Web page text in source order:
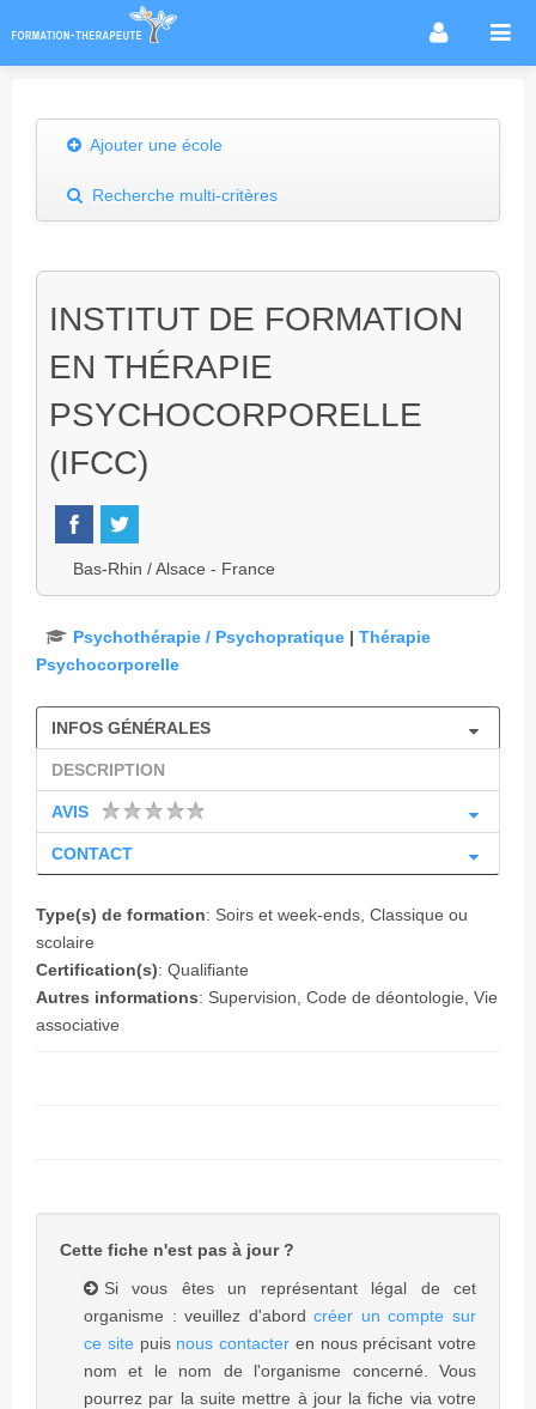
Infos métier
Annuaire des praticiens
Agenda & Actualités
Ajouter une école
Recherche multi-critères
INSTITUT DE FORMATION
EN THÉRAPIE
PSYCHOCORPORELLE
(IFCC)
Bas-Rhin / Alsace - France
Psychothérapie / Psychopratique | Thérapie
Psychocorporelle
INFOS GÉNÉRALES
DESCRIPTION
AVIS
CONTACT
Type(s) de formation: Soirs et week-ends, Classique ou
scolaire
Certification(s): Qualifiante
Autres informations: Supervision, Code de déontologie, Vie
associative
Cette fiche n'est pas à jour ?
Si vous êtes un représentant légal de cet
organisme : veuillez d'abordcréer un compte sur
ce sitepuis nous contacter en nous précisant votre
nom et le nom de l'organisme concerné. Vous
pourrez par la suite mettre à jour la fiche via votre